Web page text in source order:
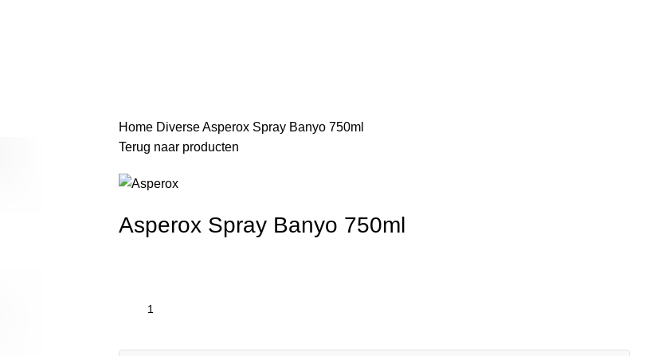
Home DiverseAsperox Spray Banyo 750ml
Terug naar producten
Asperox Spray Banyo 750ml